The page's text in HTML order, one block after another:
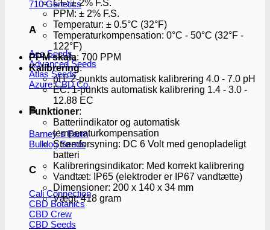
710 Genetics
A
Ace Seeds
Advanced Seeds
Atlas Seeds
Azure CBD Co.
B
Barney´s Farm
Bulldog Seeds
C
Cali Connection
CBD Botanics
CBD Crew
CBD Seeds
CF: ± 2% F.S.
PPM: ± 2% F.S.
Temperatur: ± 0.5°C (32°F)
Temperaturkompensation: 0°C - 50°C (32°F -
122°F)
PPM skala: 700 PPM
Kalibrering:
pH: 2-punkts automatisk kalibrering 4.0 - 7.0 pH
EC: 1-punkts automatisk kalibrering 1.4 - 3.0 -
12.88 EC
Funktioner:
Batteriindikator og automatisk
temperaturkompensation
Strømforsyning: DC 6 Volt med genopladeligt
batteri
Kalibreringsindikator: Med korrekt kalibrering
Vandtæt: IP65 (elektroder er IP67 vandtætte)
Dimensioner: 200 x 140 x 34 mm
Vægt: 418 gram